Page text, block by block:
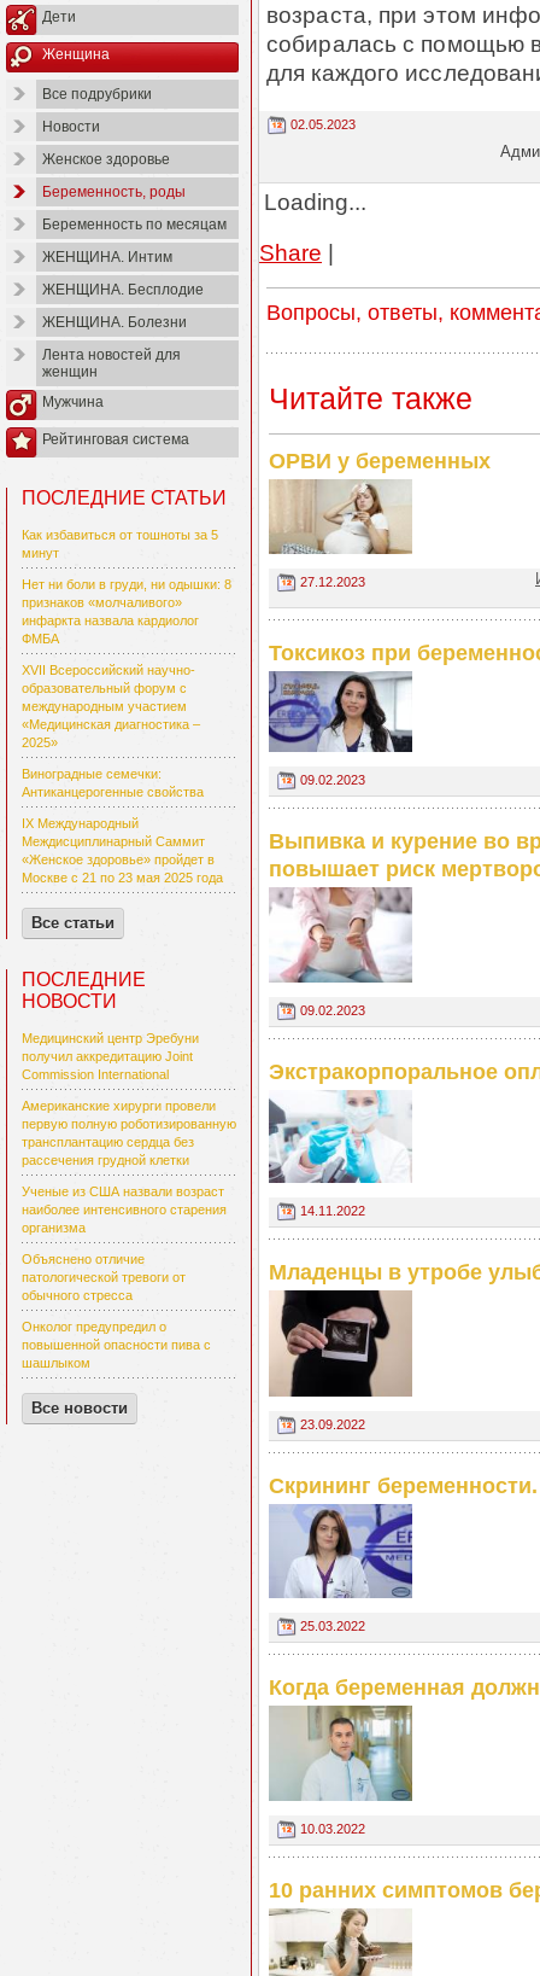
Дети
Женщина
Все подрубрики
Новости
Женское здоровье
Беременность, роды
Беременность по месяцам
ЖЕНЩИНА. Интим
ЖЕНЩИНА. Бесплодие
ЖЕНЩИНА. Болезни
Лента новостей для
женщин
Мужчина
Рейтинговая система
ПОСЛЕДНИЕ СТАТЬИ
Как избавиться от тошноты за 5
минут
Нет ни боли в груди, ни одышки: 8
признаков «молчаливого»
инфаркта назвала кардиолог
ФМБА
XVII Всероссийский научно-
образовательный форум с
международным участием
«Медицинская диагностика –
2025»
Виноградные семечки:
Антиканцерогенные свойства
IX Международный
Междисциплинарный Саммит
«Женское здоровье» пройдет в
Москве с 21 по 23 мая 2025 года
Все статьи
ПОСЛЕДНИЕ
НОВОСТИ
Медицинский центр Эребуни
получил аккредитацию Joint
Commission International
Американские хирурги провели
первую полную роботизированную
трансплантацию сердца без
рассечения грудной клетки
Ученые из США назвали возраст
наиболее интенсивного старения
организма
Объяснено отличие
патологической тревоги от
обычного стресса
Онколог предупредил о
повышенной опасности пива с
шашлыком
Все новости
возраста, при этом
собиралась с помощью
для каждого
02.05.2023
Loading...
Share |
Вопросы, ответы,
Читайте также
ОРВИ у беременных
27.12.2023
Токсикоз при
09.02.2023
Выпивка и курение во
повышает риск
09.02.2023
Экстракорпоральное
14.11.2022
Младенцы в утробе
23.09.2022
Скрининг
25.03.2022
Когда беременная
10.03.2022
10 ранних симптомов